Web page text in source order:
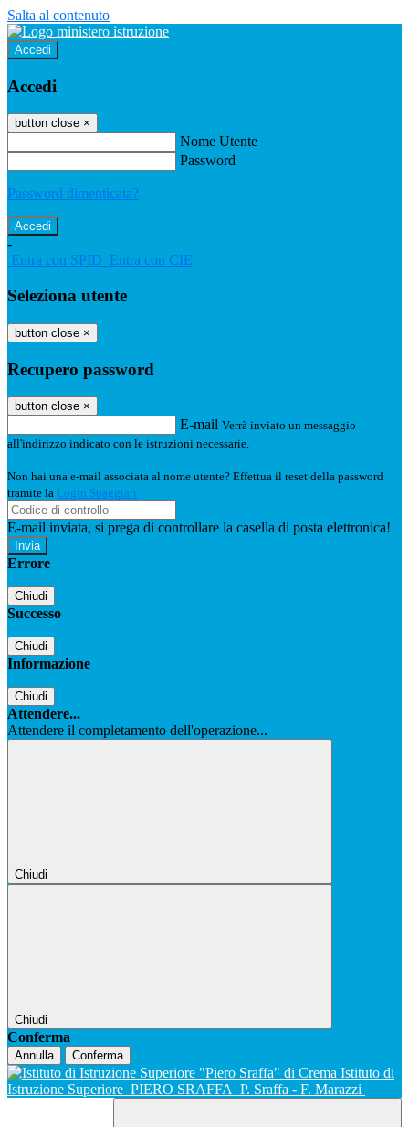
Salta al contenuto
Accedi
Accedi
button close ×
Nome Utente
Password
Password dimenticata?
-
Entra con SPID Entra con CIE
Seleziona utente
button close ×
Recupero password
button close ×
E-mail Verrà inviato un messaggio
all'indirizzo indicato con le istruzioni necessarie.
Non hai una e-mail associata al nome utente? Effettua il reset della password
tramite la Login Spaggiari
E-mail inviata, si prega di controllare la casella di posta elettronica!
Errore
Chiudi
Successo
Chiudi
Informazione
Chiudi
Attendere...
Attendere il completamento dell'operazione...
Chiudi
Chiudi
Conferma
Annulla Conferma
Istituto di
Istruzione Superiore PIERO SRAFFA P. Sraffa - F. Marazzi